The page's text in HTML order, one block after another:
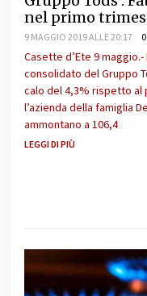
nel primo
9 MAGGIO 2019 ALLE 20:17
Casette d’Ete 9
consolidato del Gruppo
calo del 4,3% rispetto al
l’azienda della famiglia
ammontano a 106,4
LEGGI DI PIÙ